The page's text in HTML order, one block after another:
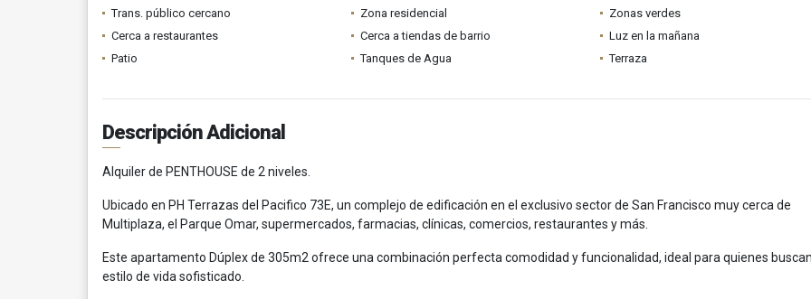
Trans. público cercano
Zona residencial
Zonas verdes
Cerca a restaurantes
Cerca a tiendas de barrio
Luz en la mañana
Patio
Tanques de Agua Terraza
Descripción Adicional
Alquiler de PENTHOUSE de 2 niveles.
Ubicado en PH Terrazas del Pacifico 73E, un complejo de edificación en el exclusivo sector de San Francisco muy cerca de
Multiplaza, el Parque Omar, supermercados, farmacias, clínicas, comercios, restaurantes y más.
Este apartamento Dúplex de 305m2 ofrece una combinación perfecta comodidad y funcionalidad, ideal para quienes
estilo de vida sofisticado.